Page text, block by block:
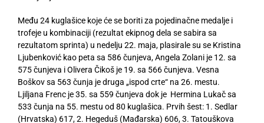
Među 24 kuglašice koje će se boriti za pojedinačne medalje i
trofeje u kombinaciji (rezultat ekipnog dela se sabira sa
rezultatom sprinta) u nedelju 22. maja, plasirale su se Kristina
Ljubenković kao peta sa 586 čunjeva, Angela Zolani je 12. sa
575 čunjeva i Olivera Čikoš je 19. sa 566 čunjeva. Vesna
Boškov sa 563 čunja je druga „ispod crte“ na 26. mestu.
Ljiljana Frenc je 35. sa 559 čunjeva dok je Hermina Lukač sa
533 čunja na 55. mestu od 80 kuglašica. Prvih šest: 1. Sedlar
(Hrvatska) 617, 2. Hegeduš (Mađarska) 606, 3. Tatouškova